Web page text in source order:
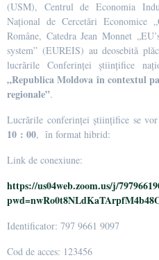
(USM), Centrul de Economia
Național de Cercetări Economice
Române, Catedra Jean Monnet
system” (EUREIS) au deosebită
lucrările Conferinței științifice
„Republica Moldova în contextul
regionale”.
Lucrările conferinței științifice se vor
10 : 00, în format hibrid:
Link de conexiune:
https://us04web.zoom.us/j/
Identificator: 797 9661 9097
Cod de acces: 123456